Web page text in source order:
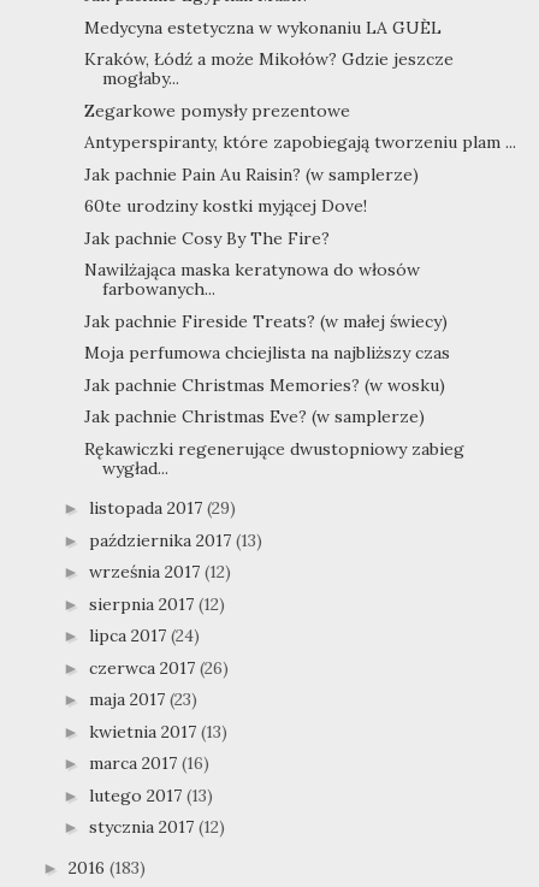
Medycyna estetyczna w wykonaniu LA GUÈL
Kraków, Łódź a może Mikołów? Gdzie jeszcze
mogłaby...
Zegarkowe pomysły prezentowe
Antyperspiranty, które zapobiegają tworzeniu plam ...
Jak pachnie Pain Au Raisin? (w samplerze)
60te urodziny kostki myjącej Dove!
Jak pachnie Cosy By The Fire?
Nawilżająca maska keratynowa do włosów
farbowanych...
Jak pachnie Fireside Treats? (w małej świecy)
Moja perfumowa chciejlista na najbliższy czas
Jak pachnie Christmas Memories? (w wosku)
Jak pachnie Christmas Eve? (w samplerze)
Rękawiczki regenerujące dwustopniowy zabieg
wygład...
► listopada 2017 (29)
► października 2017 (13)
► września 2017 (12)
► sierpnia 2017 (12)
► lipca 2017 (24)
► czerwca 2017 (26)
► maja 2017 (23)
► kwietnia 2017 (13)
► marca 2017 (16)
► lutego 2017 (13)
► stycznia 2017 (12)
► 2016 (183)